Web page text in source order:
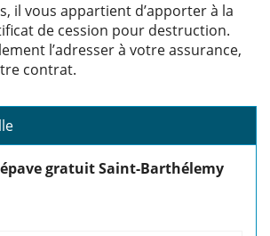
il vous appartient d’apporter à la
de cession pour destruction.
l’adresser à votre assurance,
contrat.
gratuit Saint-Barthélemy